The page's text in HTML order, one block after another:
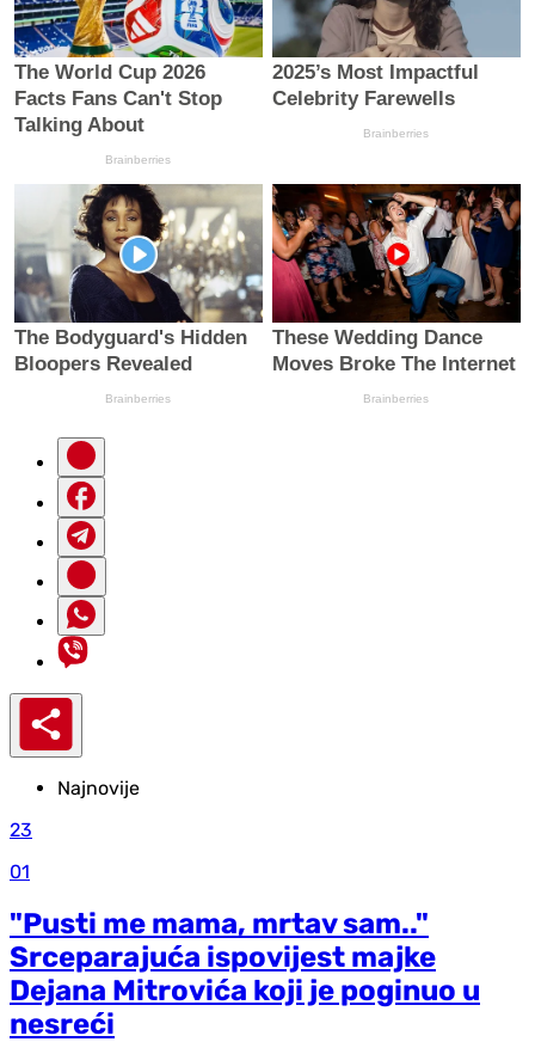
Najnovije
23
01
"Pusti me mama, mrtav sam.."
Srceparajuća ispovijest majke
Dejana Mitrovića koji je poginuo u
nesreći